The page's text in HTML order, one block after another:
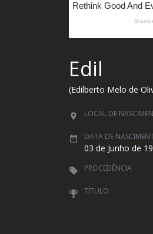
Edil
(Edilberto Melo de
LOCAL DE
DATA DE
03 de Junho de
PROCEDÊNCIA
TÍTULO